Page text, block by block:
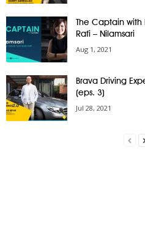
The Captain with
Rafi – Nilamsari
Aug 1, 2021
Brava Driving
(eps. 3)
Jul 28, 2021